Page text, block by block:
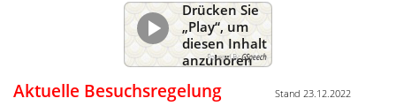
Drücken Sie
„Play“, um
diesen Inhalt
anzuhören
Powered ByGSpeech
Aktuelle Besuchsregelung Stand 23.12.2022